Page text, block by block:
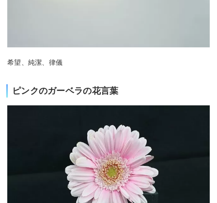
希望、純潔、律儀
ピンクのガーベラの花言葉